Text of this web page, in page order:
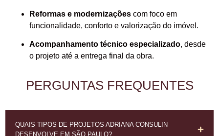
Reformas e modernizações com foco em
funcionalidade, conforto e valorização do imóvel.
Acompanhamento técnico especializado, desde
o projeto até a entrega final da obra.
PERGUNTAS FREQUENTES
QUAIS TIPOS DE PROJETOS ADRIANA CONSULIN
DESENVOLVE EM SÃO PAULO?